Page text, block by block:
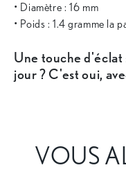
• Diamètre : 16 mm
• Poids : 1.4 gramme la
Une touche d'éclat
jour ? C'est oui,
VOUS